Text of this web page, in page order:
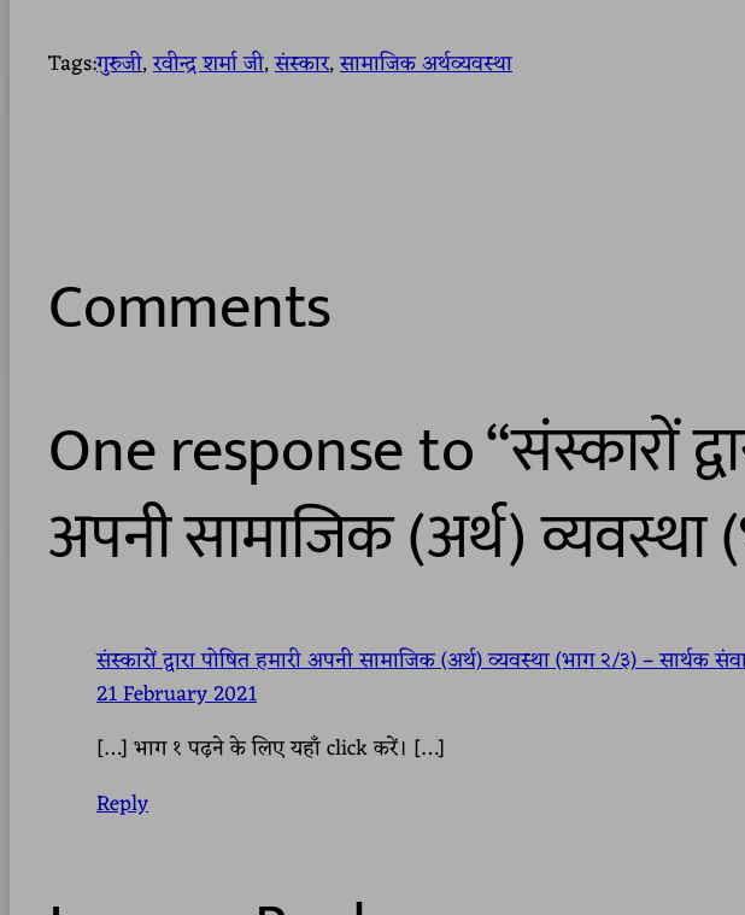
Tags:गुरुजी, रवीन्द्र शर्मा जी, संस्कार, सामाजिक अर्थव्यवस्था
Comments
One response to “संस्कारों
अपनी सामाजिक (अर्थ) व्यवस्था
संस्कारों द्वारा पोषित हमारी अपनी सामाजिक (अर्थ) व्यवस्था (भाग २/३) – सार्थक
21 February 2021
[…] भाग १ पढ़ने के लिए यहाँ click करें। […]
Reply